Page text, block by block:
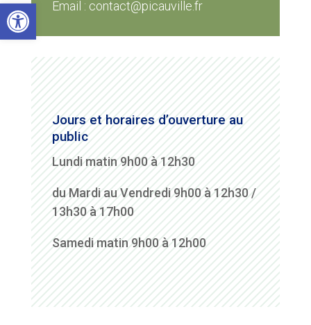
Ouvrir la barre d’outilsEmail : contact@picauville.fr
Jours et horaires d’ouverture au
public
Lundi matin 9h00 à 12h30
du Mardi au Vendredi 9h00 à 12h30 /
13h30 à 17h00
Samedi matin 9h00 à 12h00